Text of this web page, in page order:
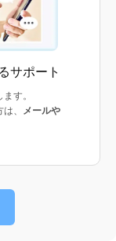
サポート
す。
、 メールや